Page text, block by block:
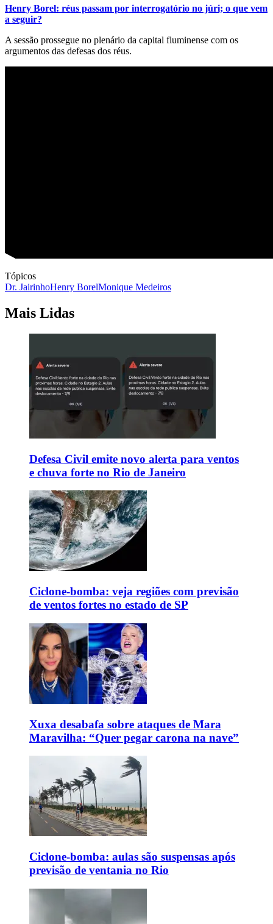
Henry Borel: réus passam por interrogatório no júri; o que vem
a seguir?
A sessão prossegue no plenário da capital fluminense com os
argumentos das defesas dos réus.
Tópicos
Dr. JairinhoHenry BorelMonique Medeiros
Mais Lidas
Defesa Civil emite novo alerta para ventos
e chuva forte no Rio de Janeiro
Ciclone-bomba: veja regiões com previsão
de ventos fortes no estado de SP
Xuxa desabafa sobre ataques de Mara
Maravilha: “Quer pegar carona na nave”
Ciclone-bomba: aulas são suspensas após
previsão de ventania no Rio